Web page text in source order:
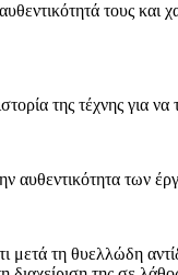
τους
της τέχνης
των
μετά τη θυελλώδη